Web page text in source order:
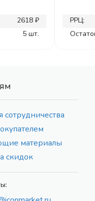
2618 ₽
5 шт.
РРЦ:
сотрудничества
материалы
скидок